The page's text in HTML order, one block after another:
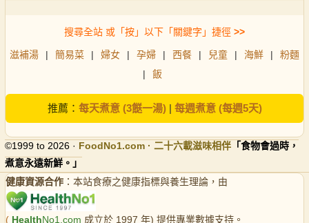
搜尋全站 或「按」以下「關鍵字」捷徑 >>
滋補湯 | 簡易菜 | 婦女 | 孕婦 | 西餐 | 兒童 | 海鮮 |
粉麵
|
飯
推薦： 每天煮意 (3餸一湯)| 每週煮意 (每週5天)
©1999 to 2026 · FoodNo1.com · 二十六載滋味相伴 「食物會過時，
煮意永遠新鮮。」
健康資源合作 ：本站食療之健康指標與養生理論，由
( HealthNo1.com 成立於 1997 年) 提供專業數據支持。